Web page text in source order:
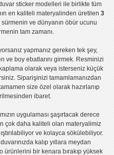
sticker modelleri ile birlikte tüm
en kaliteli materyalinden üretilen 3
sürmenin ve dünyanın öbür ucunu
tam zamanı.
yapmanız gereken tek şey,
ve boy ebatlarını girmek. Resminizi
olarak veya isterseniz küçük
Siparişinizi tamamlamanızdan
tamamen size özel olarak hazırlanıp
ibaret.
uygulamasışaşırtacak derece
çok daha kaliteli olanmateryalimiz
ve kolayca sökülebiliyor.
kalıp yıllara meydan
ürünlerini bir kenara bırakıp yüksek